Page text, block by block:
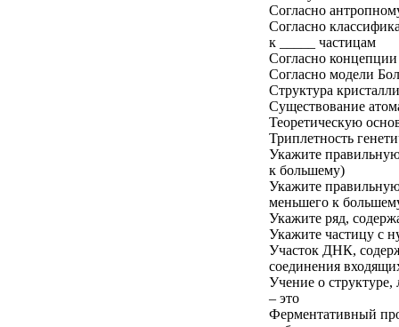
Согласно
Согласно
к _____ частицам
Согласно
Согласно модели
Структура
Существование
Теоретическую
Триплетность
Укажите
к большему)
Укажите
меньшего к
Укажите ряд,
Укажите частицу с
Участок ДНК,
соединения
Учение о структуре,
– это
Ферментативный